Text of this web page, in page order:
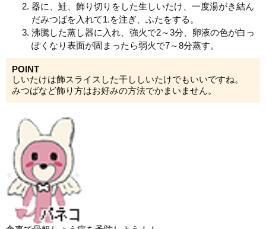
器に、鮭、飾り切りをした生しいたけ、一度湯がき結ん
だみつばを入れて1.を注ぎ、ふたをする。
沸騰した蒸し器に入れ、強火で2～3分、卵液の色が白っ
ぽくなり表面が固まったら弱火で7～8分蒸す。
POINT
しいたけは飾スライスした干ししいたけでもいいですね。
みつばなど飾り方はお好みの方法でかまいません。